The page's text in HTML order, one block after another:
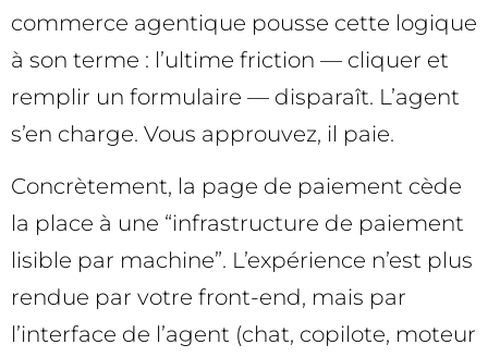
commerce agentique pousse cette logique
à son terme : l’ultime friction — cliquer et
remplir un formulaire — disparaît. L’agent
s’en charge. Vous approuvez, il paie.
Concrètement, la page de paiement cède
la place à une “infrastructure de paiement
lisible par machine”. L’expérience n’est plus
rendue par votre front-end, mais par
l’interface de l’agent (chat, copilote, moteur